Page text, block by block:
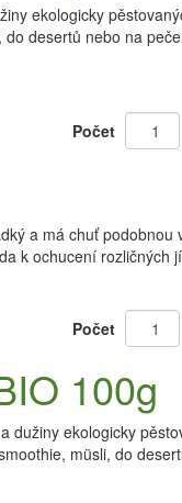
ekologicky
desertů nebo na
Počet
a má chuť podobnou
k ochucení rozličných
Počet
100g
dužiny ekologicky
müsli, do